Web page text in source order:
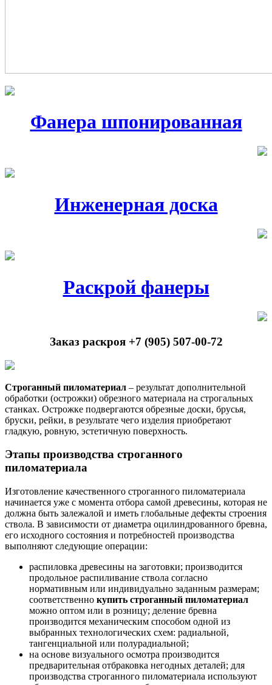
Фанера шпонированная
Инженерная доска
Раскрой фанеры
Заказ раскроя +7 (905) 507-00-72
Строганный пиломатериал – результат дополнительной
обработки (острожки) обрезного материала на строгальных
станках. Острожке подвергаются обрезные доски, брусья,
бруски, рейки, в результате чего изделия приобретают
гладкую, ровную, эстетичную поверхность.
Этапы производства строганного
пиломатериала
Изготовление качественного строганного пиломатериала
начинается уже с момента отбора самой древесины, которая не
должна быть залежалой и иметь глобальные дефекты строения
ствола. В зависимости от диаметра оцилиндрованного бревна,
его исходного состояния и потребностей производства
выполняют следующие операции:
распиловка древесины на заготовки; производится
продольное распиливание ствола согласно
нормативным или индивидуально заданным размерам;
соответственно купить строганный пиломатериал
можно оптом или в розницу; деление бревна
производится механическим способом одной из
выбранных технологических схем: радиальной,
тангенциальной или полурадиальной;
на основе визуального осмотра производится
предварительная отбраковка негодных деталей; для
производства строганного пиломатериала используют